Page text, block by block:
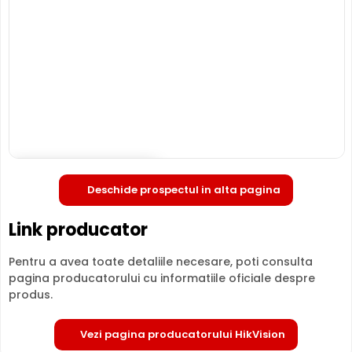
infrarosu cu LED-uri IR.
LENTILA FIXA
Camera HIKVISION DS-2CD2T46G2-4I4Care o lentila ce
Deschide prospectul in alta pagina
Link producator
Pentru a avea toate detaliile necesare, poti consulta
pagina producatorului cu informatiile oficiale despre
produs.
Vezi pagina producatorului HikVision